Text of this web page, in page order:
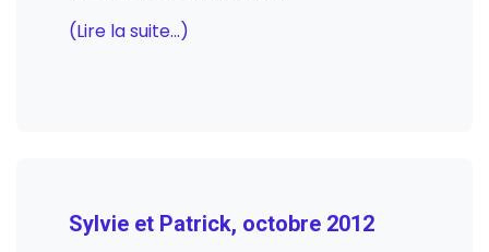
(Lire la suite...)
Sylvie et Patrick, octobre 2012